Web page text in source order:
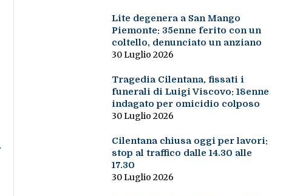
Lite degenera a San Mango
Piemonte: 35enne ferito con un
coltello, denunciato un anziano
30 Luglio 2026
Tragedia Cilentana, fissati i
funerali di Luigi Viscovo: 18enne
indagato per omicidio colposo
30 Luglio 2026
Cilentana chiusa oggi per lavori:
stop al traffico dalle 14.30 alle
17.30
30 Luglio 2026